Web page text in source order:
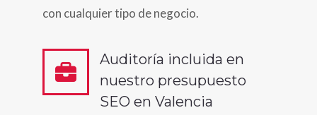
con cualquier tipo de negocio.
Auditoría incluida en
nuestro presupuesto
SEO en Valencia